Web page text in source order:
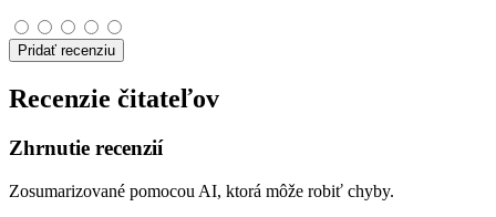
Pridať recenziu
Recenzie čitateľov
Zhrnutie recenzií
Zosumarizované pomocou AI, ktorá môže robiť chyby.